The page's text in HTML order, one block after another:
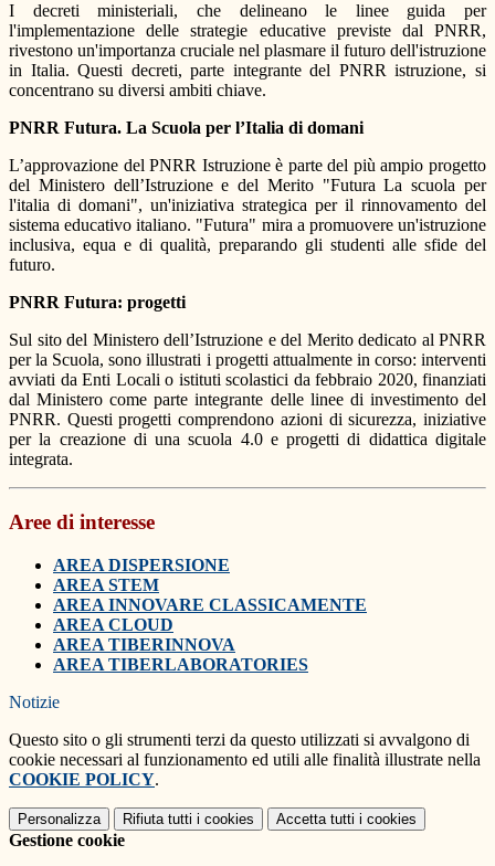
I decreti ministeriali, che delineano le linee guida per
l'implementazione delle strategie educative previste dal PNRR,
rivestono un'importanza cruciale nel plasmare il futuro dell'istruzione
in Italia. Questi decreti, parte integrante del PNRR istruzione, si
concentrano su diversi ambiti chiave.
PNRR Futura. La Scuola per l’Italia di domani
L’approvazione del PNRR Istruzione è parte del più ampio progetto
del Ministero dell’Istruzione e del Merito "Futura La scuola per
l'italia di domani", un'iniziativa strategica per il rinnovamento del
sistema educativo italiano. "Futura" mira a promuovere un'istruzione
inclusiva, equa e di qualità, preparando gli studenti alle sfide del
futuro.
PNRR Futura: progetti
Sul sito del Ministero dell’Istruzione e del Merito dedicato al PNRR
per la Scuola, sono illustrati i progetti attualmente in corso: interventi
avviati da Enti Locali o istituti scolastici da febbraio 2020, finanziati
dal Ministero come parte integrante delle linee di investimento del
PNRR. Questi progetti comprendono azioni di sicurezza, iniziative
per la creazione di una scuola 4.0 e progetti di didattica digitale
integrata.
Aree di interesse
AREA DISPERSIONE
AREA STEM
AREA INNOVARE CLASSICAMENTE
AREA CLOUD
AREA TIBERINNOVA
AREA TIBERLABORATORIES
Notizie
Questo sito o gli strumenti terzi da questo utilizzati si avvalgono di
cookie necessari al funzionamento ed utili alle finalità illustrate nella
COOKIE POLICY.
Personalizza Rifiuta tutti i cookies Accetta tutti i cookies
Gestione cookie